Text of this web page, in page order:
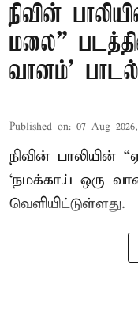
நிவின்
மலை”
வானம்’
Published on: 07 Aug
நிவின் பாலியின்
‘நமக்காய் ஒரு
வெளியிட்டுள்ளது.